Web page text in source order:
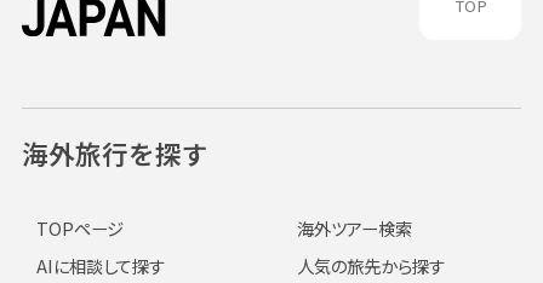
TOP
海外旅行を探す
TOPページ
海外ツアー検索
AIに相談して探す
人気の旅先から探す